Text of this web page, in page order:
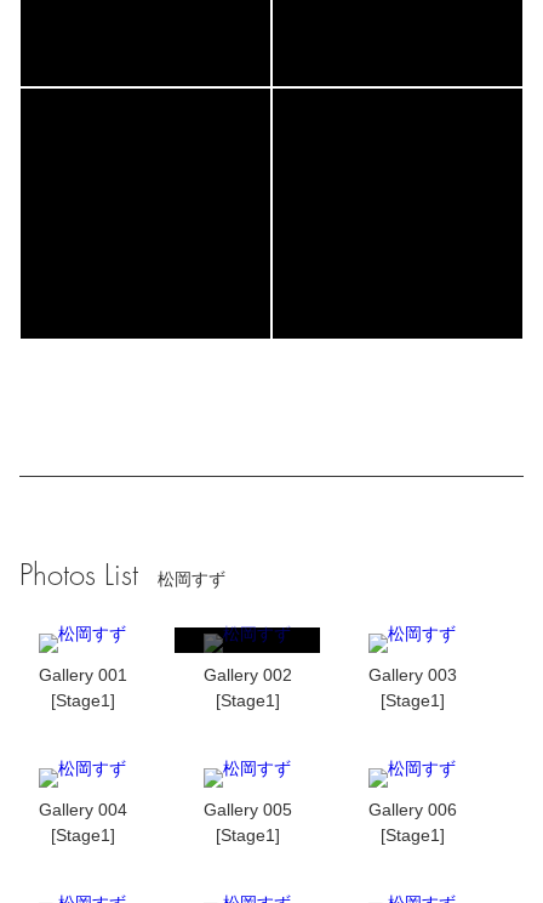
Photos List 松岡すず
Gallery 001
[Stage1]
Gallery 002
[Stage1]
Gallery 003
[Stage1]
Gallery 004
[Stage1]
Gallery 005
[Stage1]
Gallery 006
[Stage1]